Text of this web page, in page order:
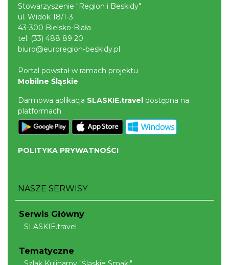
Stowarzyszenie "Region i Beskidy"
ul. Widok 18/1-3
43-300 Bielsko-Biała
tel. (33) 488 89 20
biuro@euroregion-beskidy.pl
Portal powstał w ramach projektu
Mobilne Śląskie
Darmowa aplikacja SLASKIE.travel dostępna na
platformach
POLITYKA PRYWATNOŚCI
NASZE SERWISY
Serwis Główny
SLASKIE.travel
Tematyczne